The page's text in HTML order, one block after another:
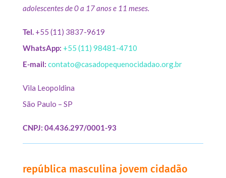
adolescentes de 0 a 17 anos e 11 meses.
Tel.+55 (11) 3837-9619
WhatsApp: +55 (11) 98481-4710
E-mail: contato@casadopequenocidadao.org.br
Vila Leopoldina
São Paulo – SP
CNPJ: 04.436.297/0001-93
república masculina jovem cidadão